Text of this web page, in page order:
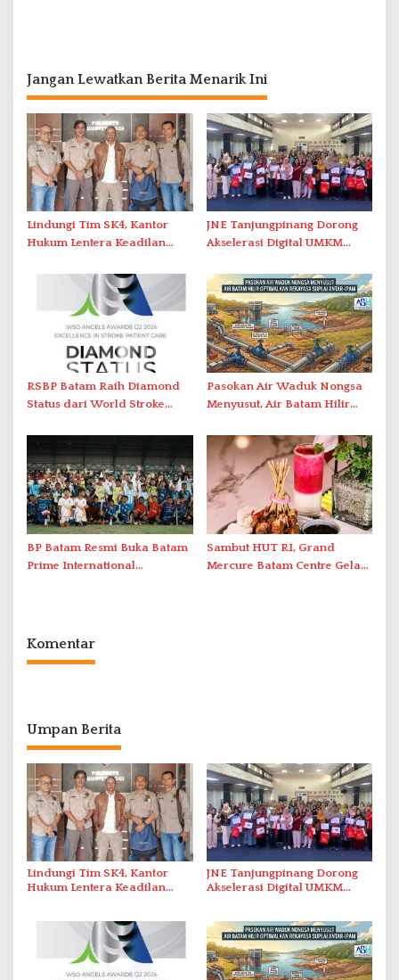
Jangan Lewatkan Berita Menarik Ini
Lindungi Tim SK4, Kantor
Hukum Lentera Keadilan
Perlawanan ke Petugas di
Bukik Batarah
JNE Tanjungpinang Dorong
Akselerasi Digital UMKM
2026
RSBP Batam Raih Diamond
Status dari World Stroke
Berstandar Internasional
Pasokan Air Waduk Nongsa
Menyusut, Air Batam Hilir
Antar-IPAM
BP Batam Resmi Buka Batam
Prime International
Sambut HUT RI, Grand
Mercure Batam Centre Gelar
Komentar
Umpan Berita
Lindungi Tim SK4, Kantor
Hukum Lentera Keadilan
Bukik Batarah
JNE Tanjungpinang Dorong
Akselerasi Digital UMKM